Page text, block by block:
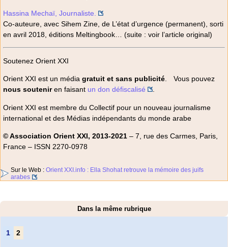
Hassina Mechaï, Journaliste.
Co-auteure, avec Sihem Zine, de L’état d’urgence (permanent), sorti
en avril 2018, éditions Meltingbook… (suite : voir l’article original)
Soutenez Orient XXI
Orient XXI est un média gratuit et sans publicité. Vous pouvez
nous souteniren faisant un don défiscalisé .
Orient XXI est membre du Collectif pour un nouveau journalisme
international et des Médias indépendants du monde arabe
© Association Orient XXI, 2013-2021 – 7, rue des Carmes, Paris,
France – ISSN 2270-0978
Sur le Web : Orient XXI.info : Ella Shohat retrouve la mémoire des juifs
arabes
Dans la même rubrique
1 2